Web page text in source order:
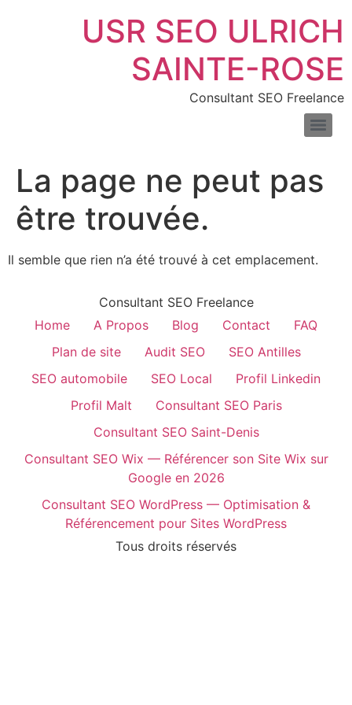
USR SEO ULRICH
SAINTE-ROSE
Consultant SEO Freelance
La page ne peut pas
être trouvée.
Il semble que rien n’a été trouvé à cet emplacement.
Consultant SEO Freelance
Home
A Propos Blog Contact
FAQ
Plan de site
Audit SEO
SEO Antilles
SEO automobile
SEO Local
Profil Linkedin
Profil Malt
Consultant SEO Paris
Consultant SEO Saint-Denis
Consultant SEO Wix — Référencer son Site Wix sur
Google en 2026
Consultant SEO WordPress — Optimisation &
Référencement pour Sites WordPress
Tous droits réservés